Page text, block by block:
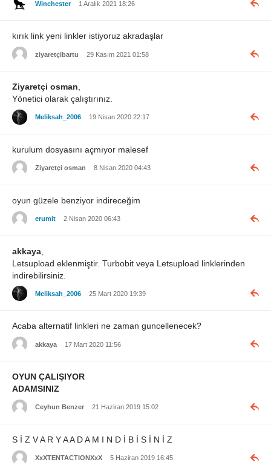
Winchester 1 Aralık 2021 18:26
kırık link yeni linkler istiyoruz akradaşlar
ziyaretçibartu 29 Kasım 2021 01:58
Ziyaretçi osman
Yönetici olarak çalıştırınız.
Meliksah_2006 19 Nisan 2020 22:17
kurulum dosyasını açmıyor malesef
Ziyaretçi osman 8 Nisan 2020 04:43
oyun güzele benziyor indireceğim
erumit 2 Nisan 2020 06:43
akkaya
Letsupload eklenmiştir. Turbobit veya Letsupload linklerinden
indirebilirsiniz.
Meliksah_2006 25 Mart 2020 19:39
Acaba alternatif linkleri ne zaman guncellenecek?
akkaya 17 Mart 2020 11:56
OYUN ÇALIŞIYOR
ADAMSINIZ
Ceyhun Benzer 21 Haziran 2019 15:02
S İ Z V A R Y A A D A M I N D İ B İ S İ N İ Z
XxXTENTACTIONXxX 5 Haziran 2019 16:45